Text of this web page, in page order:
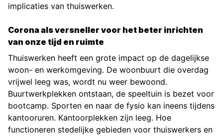
implicaties van thuiswerken.
Corona als versneller voor het beter inrichten
van onze tijd en ruimte
Thuiswerken heeft een grote impact op de dagelijkse
woon- en werkomgeving. De woonbuurt die overdag
vrijwel leeg was, wordt nu weer bewoond.
Buurtwerkplekken ontstaan, de speeltuin is bezet voor
bootcamp. Sporten en naar de fysio kan ineens tijdens
kantooruren. Kantoorplekken zijn leeg. Hoe
functioneren stedelijke gebieden voor thuiswerkers en